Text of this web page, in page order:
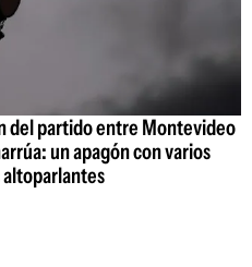
del partido entre Montevideo
un apagón con varios
altoparlantes